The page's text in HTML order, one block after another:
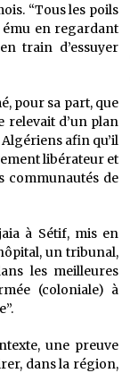
“Tous les poils
ému en regardant
train d’essuyer
pour sa part, que
relevait d’un plan
afin qu’il
libérateur et
communautés de
à Sétif, mis en
un tribunal,
les meilleures
(coloniale) à
une preuve
dans la région,